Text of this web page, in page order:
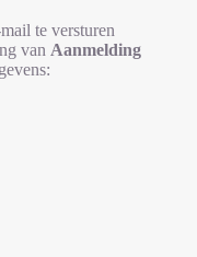
te versturen
van Aanmelding